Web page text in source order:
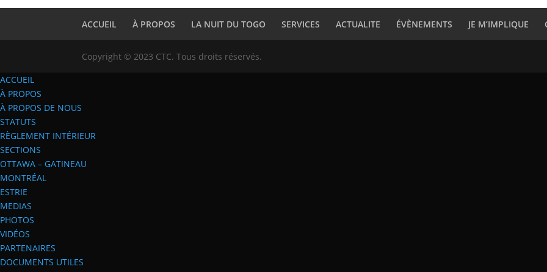
ACCUEIL À PROPOS LA NUIT DU TOGO SERVICES ACTUALITE ÉVÈNEMENTS JE M’IMPLIQUE
Copyright © 2023 CTC. Tous droits réservés.
ACCUEIL
À PROPOS
À PROPOS DE NOUS
STATUTS
RÈGLEMENT INTÉRIEUR
SECTIONS
OTTAWA – GATINEAU
MONTRÉAL
ESTRIE
MEDIAS
PHOTOS
VIDÉOS
PARTENAIRES
DOCUMENTS UTILES